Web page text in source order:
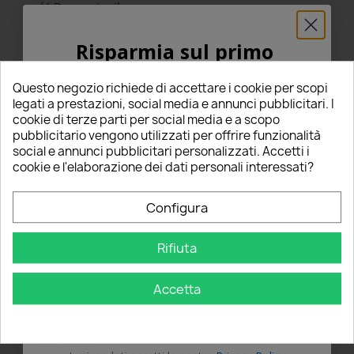
(4 Recensioni)
Seleziona un punteggio per filtrare le recensioni.
5 starstarstarstarstar (4)
4 starstarstarstarstar_border (0)
3 starstarstarstar_borderstar_border (0)
2 starstarstar_borderstar_borderstar_border (0)
1 starstar_borderstar_borderstar_borderstar_border (0)
Scrivi una recensione
Questo negozio richiede di accettare i cookie per scopi
legati a prestazioni, social media e annunci pubblicitari. I
cookie di terze parti per social media e a scopo
pubblicitario vengono utilizzati per offrire funzionalità
social e annunci pubblicitari personalizzati. Accetti i
cookie e l'elaborazione dei dati personali interessati?
Configura
Rifiuta
Accetta
Risparmia sul primo
5% PER TE!
Inserisci la tua email qui sotto per ricevere il
5% DI SCONTOsul tuo primo ordine!
Nome
OTTIENI IL 5%